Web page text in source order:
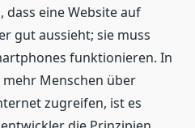
eine Website auf
gut aussieht; sie muss
funktionieren. In
Menschen über
zugreifen, ist es